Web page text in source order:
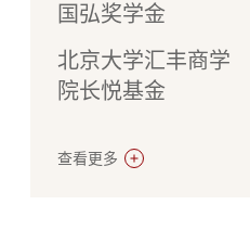
国弘奖学金
北京大学汇丰商学
院长悦基金
查看更多